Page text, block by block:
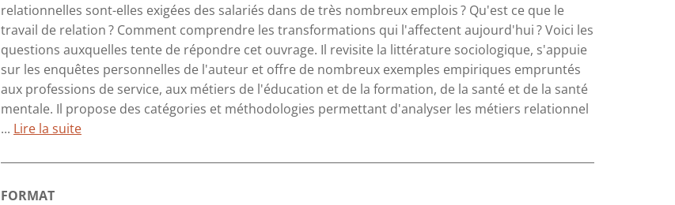
relationnelles sont-elles exigées des salariés dans de très nombreux emplois ? Qu'est ce que le
travail de relation ? Comment comprendre les transformations qui l'affectent aujourd'hui ? Voici les
questions auxquelles tente de répondre cet ouvrage. Il revisite la littérature sociologique, s'appuie
sur les enquêtes personnelles de l'auteur et offre de nombreux exemples empiriques empruntés
aux professions de service, aux métiers de l'éducation et de la formation, de la santé et de la santé
mentale. Il propose des catégories et méthodologies permettant d'analyser les métiers relationnel
... Lire la suite
FORMAT